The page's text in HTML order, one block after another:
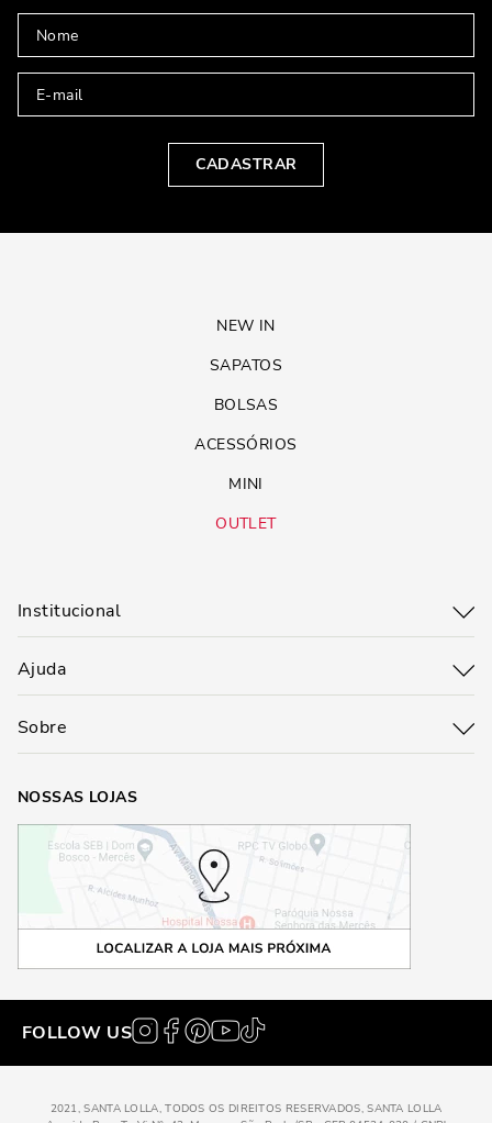
CADASTRAR
NEW IN
SAPATOS
BOLSAS
ACESSÓRIOS
MINI
OUTLET
Institucional
Ajuda
Sobre
NOSSAS LOJAS
FOLLOW US
2021, SANTA LOLLA, TODOS OS DIREITOS RESERVADOS, SANTA LOLLA